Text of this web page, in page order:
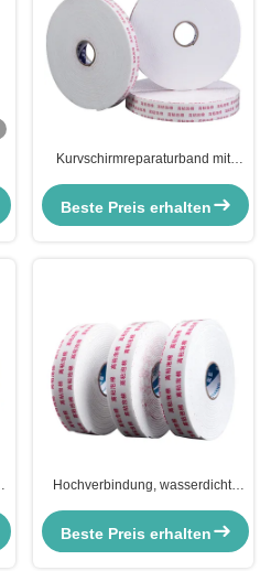
Kurvschirmreparaturband mit
doppelseitigem hohem Klebstoff
Beste Preis erhalten
Hochverbindung, wasserdicht,
Verpackungen
Beste Preis erhalten